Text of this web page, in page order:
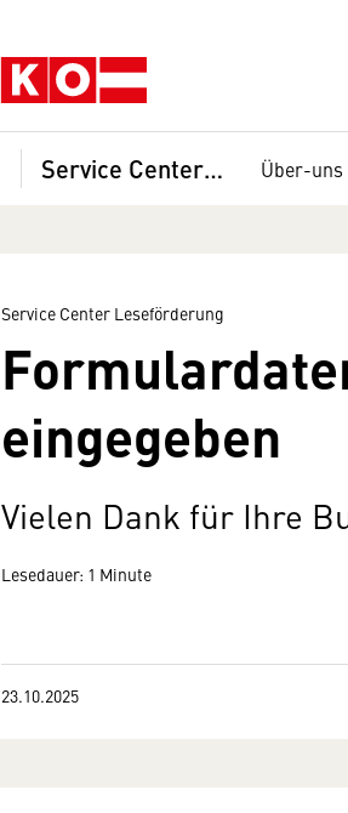
Service Center Leseförderung Über-uns
Service Center Leseförderung
eingegeben
Vielen Dank für Ihre
Lesedauer: 1 Minute
23.10.2025